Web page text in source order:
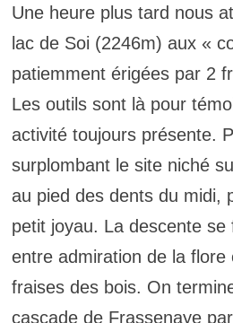
Une heure plus tard nous
lac de Soi (2246m) aux «
patiemment érigées par 2
Les outils sont là pour
activité toujours présente.
surplombant le site niché
au pied des dents du midi,
petit joyau. La descente
entre admiration de la flore
fraises des bois. On
cascade de Frassenaye